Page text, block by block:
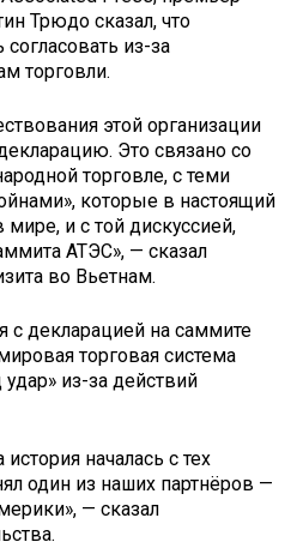
Трюдо сказал, что
из-за
торговли.
этой организации
Это связано со
торговле, с теми
которые в настоящий
и с той дискуссией,
АТЭС», — сказал
во Вьетнам.
с декларацией на саммите
торговая система
удар» из-за действий
началась с тех
один из наших партнёров —
— сказал